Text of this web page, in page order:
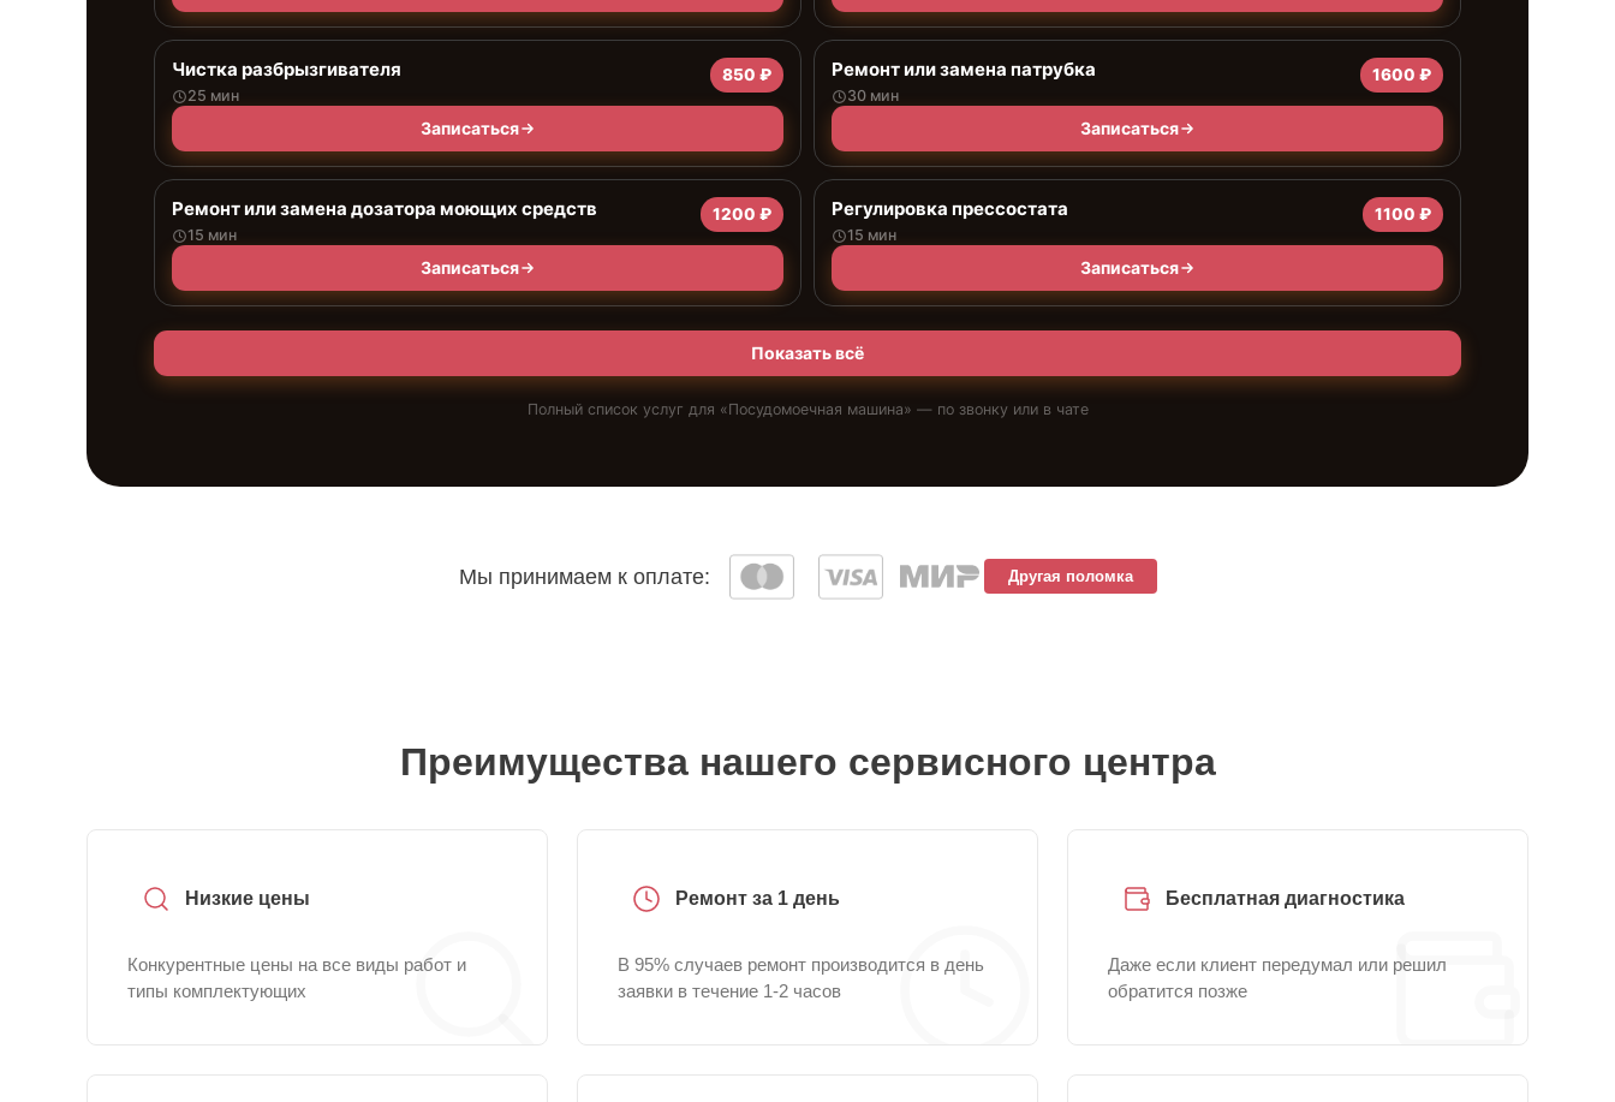
Чистка разбрызгивателя
25 мин
850 ₽
Записаться
Ремонт или замена патрубка
30 мин
1600 ₽
Записаться
Ремонт или замена дозатора моющих средств
15 мин
1200 ₽
Записаться
Регулировка прессостата
15 мин
1100 ₽
Записаться
Показать всё
Полный список услуг для «Посудомоечная машина» — по звонку или в чате
Мы принимаем к оплате: Другая поломка
Преимущества нашего сервисного центра
Низкие цены
Конкурентные цены на все виды работ и
типы комплектующих
Ремонт за 1 день
В 95% случаев ремонт производится в день
заявки в течение 1-2 часов
Бесплатная диагностика
Даже если клиент передумал или решил
обратится позже